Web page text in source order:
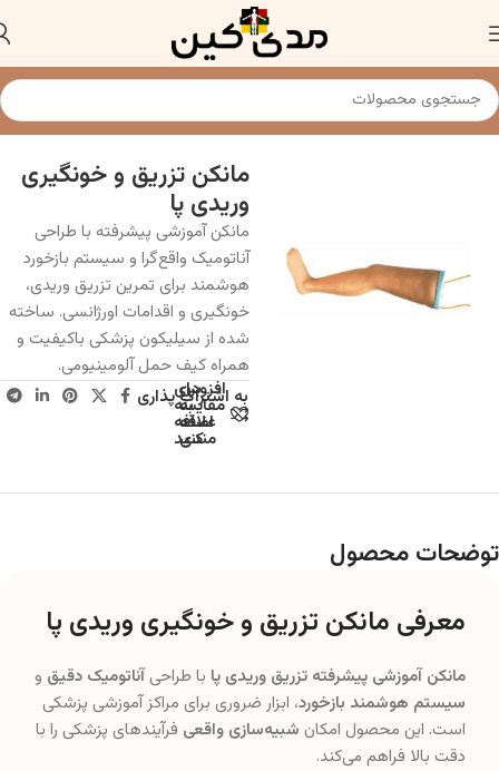
خانه مولاژ و ماکت آناتومی تزریقات
مانکن تزریق و خونگیری
وریدی پا
مانکن آموزشی پیشرفته با طراحی
آناتومیک واقع‌گرا و سیستم بازخورد
هوشمند برای تمرین تزریق وریدی،
خونگیری و اقدامات اورژانسی. ساخته
شده از سیلیکون پزشکی باکیفیت و
همراه کیف حمل آلومینیومی.
برای
مقایسه
اضافه
کنید
افزودن
به
علاقه
مندی
به اشتراک پذاری
توضحات محصول
معرفی مانکن تزریق و خونگیری وریدی پا
مانکن آموزشی پیشرفته تزریق وریدی پا با طراحیآناتومیک دقیق و
سیستم هوشمند بازخورد، ابزار ضروری برای مراکز آموزشی پزشکی
است. این محصول امکان شبیه‌سازی واقعی فرآیندهای پزشکی را با
دقت بالا فراهم می‌کند.